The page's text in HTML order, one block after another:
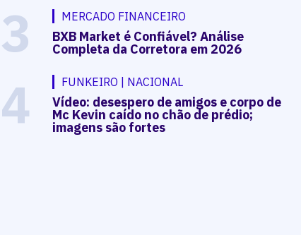
3 MERCADO FINANCEIRO
BXB Market é Confiável? Análise
Completa da Corretora em 2026
4 FUNKEIRO | NACIONAL
Vídeo: desespero de amigos e corpo de
Mc Kevin caído no chão de prédio;
imagens são fortes